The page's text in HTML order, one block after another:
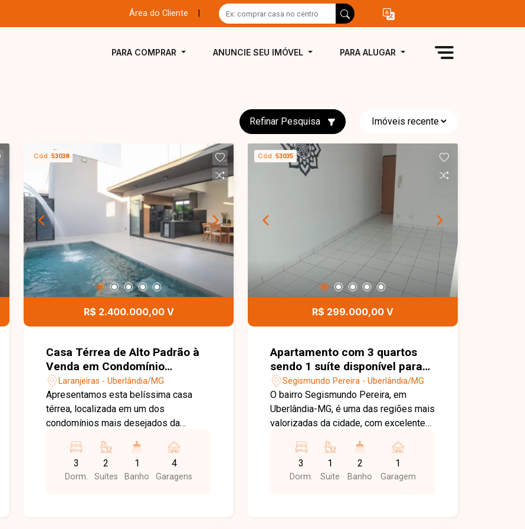
Área do Cliente
PARA COMPRAR ANUNCIE SEU IMÓVEL PARA ALUGAR
Refinar Pesquisa
Cód. 53038
R$ 2.400.000,00 V
Casa Térrea de Alto Padrão à
Venda em Condomínio
Fechado
Laranjeiras - Uberlândia/MG
Apresentamos esta belíssima casa
térrea, localizada em um dos
condomínios mais desejados da
conforto, sofisticação e praticidade em
cada detalhe. Com 360 m² de terreno e
191 m² de área construída, o imóvel
3
Dorm.
2
Suítes
1
Banho
4
Garagens
Cód. 53035
R$ 299.000,00 V
Apartamento com 3 quartos
sendo 1 suíte disponível para
venda no bairro Segismundo
Pereira em Uberlândia-MG
Segismundo Pereira - Uberlândia/MG
O bairro Segismundo Pereira, em
Uberlândia-MG, é uma das regiões mais
valorizadas da cidade, com excelente
principais avenidas. Próximo ao Parque
do Sabiá, à UFU, supermercados,
escolas, farmácias, academias,
3
Dorm.
1
Suite
2
Banho
1
Garagem